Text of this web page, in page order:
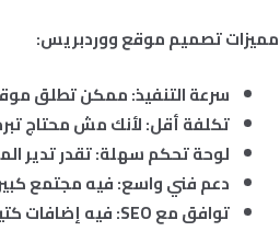
مميزات تصميم موقع ووردبريس:
سرعة التنفيذ: ممكن تطلق
تكلفة أقل: لأنك مش محتاج
لوحة تحكم سهلة: تقدر تدير
دعم فني واسع: فيه مجتمع
توافق مع SEO: فيه إضافات كتير بتساعدك تحسن ظهورك في جوجل.